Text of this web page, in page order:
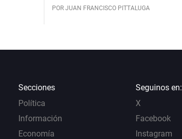
POR JUAN FRANCISCO PITTALUGA
Secciones
Política
Información
Economía
Seguinos en:
X
Facebook
Instagram